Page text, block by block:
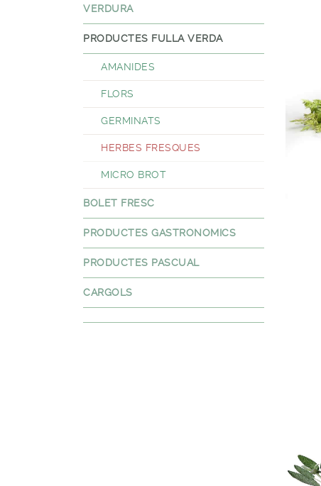
VERDURA
PRODUCTES FULLA VERDA
AMANIDES
FLORS
GERMINATS
HERBES FRESQUES
MICRO BROT
BOLET FRESC
PRODUCTES GASTRONOMICS
PRODUCTES PASCUAL
CARGOLS